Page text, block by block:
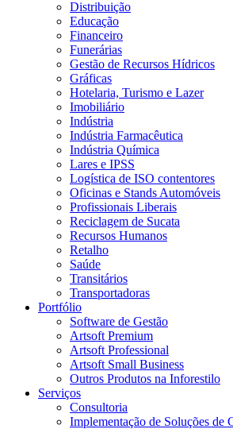
Distribuição
Educação
Financeiro
Funerárias
Gestão de Recursos Hídricos
Gráficas
Hotelaria, Turismo e Lazer
Imobiliário
Indústria
Indústria Farmacêutica
Indústria Química
Lares e IPSS
Logística de ISO contentores
Oficinas e Stands Automóveis
Profissionais Liberais
Reciclagem de Sucata
Recursos Humanos
Retalho
Saúde
Transitários
Transportadoras
Portfólio
Software de Gestão
Artsoft Premium
Artsoft Professional
Artsoft Small Business
Outros Produtos na Inforestilo
Serviços
Consultoria
Implementação de Soluções de